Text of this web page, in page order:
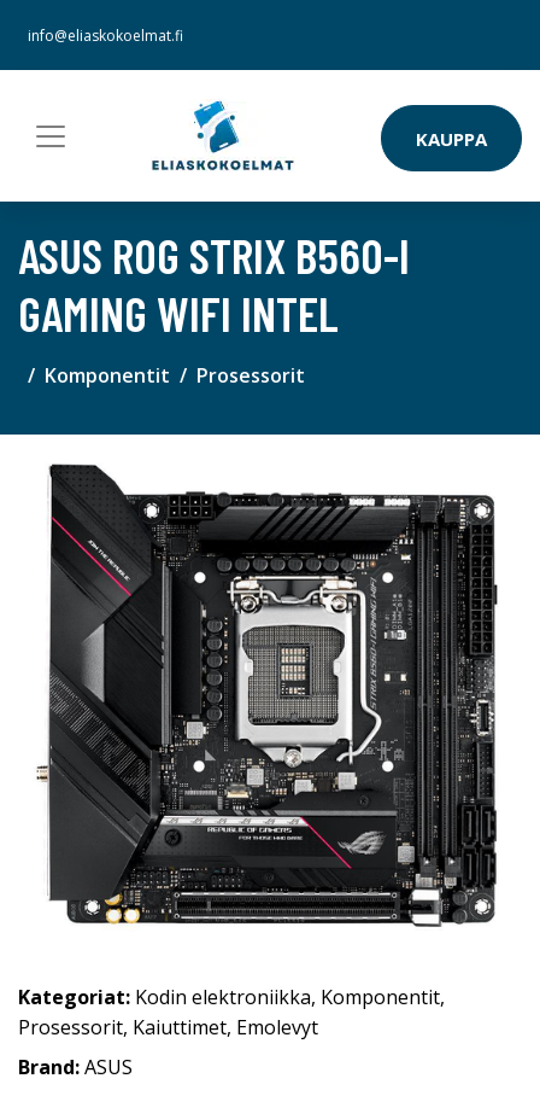
info@eliaskokoelmat.fi
KAUPPA
ASUS ROG STRIX B560-I
GAMING WIFI INTEL
Komponentit Prosessorit
Kategoriat: Kodin elektroniikka, Komponentit,
Prosessorit, Kaiuttimet, Emolevyt
Brand:ASUS